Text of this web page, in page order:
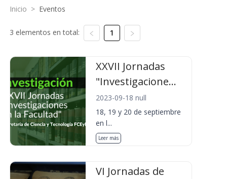
Inicio > Eventos
3 elementos en total: 1
XXVII Jornadas
"Investigacione...
2023-09-18 null
18, 19 y 20 de septiembre
en l...
Leer más
VI Jornadas de